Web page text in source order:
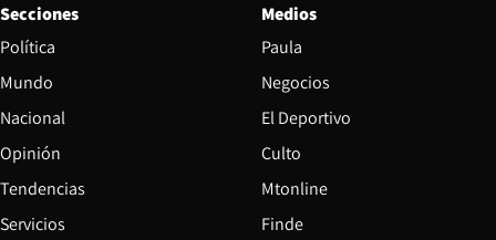
Secciones
Política
Mundo
Nacional
Opinión
Tendencias
Servicios
Medios
Paula
Negocios
El Deportivo
Culto
Mtonline
Finde